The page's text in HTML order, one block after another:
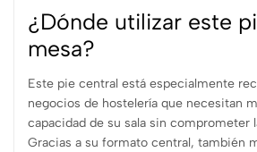
¿Dónde utilizar este
mesa?
Este pie central está especialmente
negocios de hostelería que necesitan
capacidad de su sala sin comprometer
Gracias a su formato central, también